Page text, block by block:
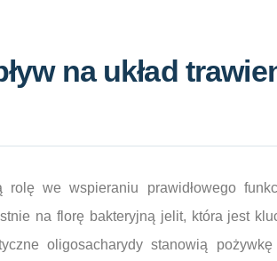
na układ
we wspieraniu prawidłowego
na florę bakteryjną jelit, która jest
oligosacharydy stanowią